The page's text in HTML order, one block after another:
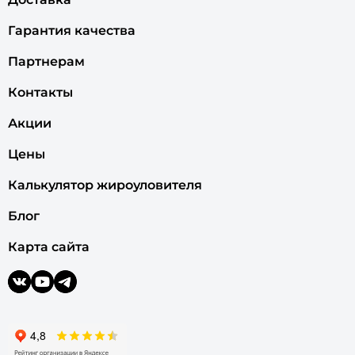
Гарантия качества
Партнерам
Контакты
Акции
Цены
Калькулятор жироуловителя
Блог
Карта сайта